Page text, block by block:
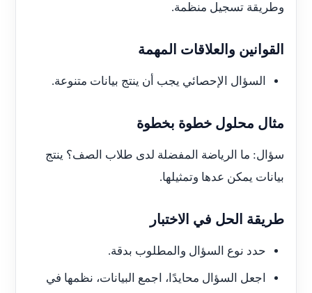
وطريقة تسجيل منظمة.
القوانين والعلاقات المهمة
السؤال الإحصائي يجب أن ينتج بيانات متنوعة.
مثال محلول خطوة بخطوة
سؤال: ما الرياضة المفضلة لدى طلاب الصف؟ ينتج
بيانات يمكن عدها وتمثيلها.
طريقة الحل في الاختبار
حدد نوع السؤال والمطلوب بدقة.
اجعل السؤال محايدًا، اجمع البيانات، نظمها في